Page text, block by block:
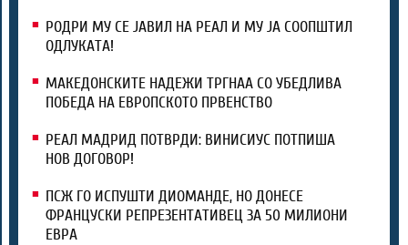
РОДРИ МУ СЕ ЈАВИЛ НА РЕАЛ И МУ ЈА СООПШТИЛ
ОДЛУКАТА!
МАКЕДОНСКИТЕ НАДЕЖИ ТРГНАА СО УБЕДЛИВА
ПОБЕДА НА ЕВРОПСКОТО ПРВЕНСТВО
РЕАЛ МАДРИД ПОТВРДИ: ВИНИСИУС ПОТПИША
НОВ ДОГОВОР!
ПСЖ ГО ИСПУШТИ ДИОМАНДЕ, НО ДОНЕСЕ
ФРАНЦУСКИ РЕПРЕЗЕНТАТИВЕЦ ЗА 50 МИЛИОНИ
ЕВРА